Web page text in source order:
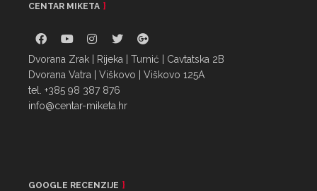
CENTAR MIKETA
Dvorana Zrak | Rijeka | Turnić | Cavtatska 2B
Dvorana Vatra | Viškovo | Viškovo 125A
tel. +385 98 387 876
info@centar-miketa.hr
GOOGLE RECENZIJE